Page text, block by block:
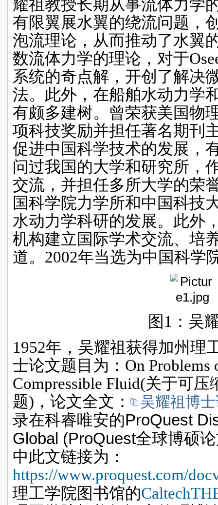
耀祖教授长期从事流体力学
有限翼展水翼的绕流问题，
泡流理论，从而推动了水翼
数流体力学的理论，对于
系统的奇点解，开创了解决
法。此外，在船舶水动力学
有颇多建树。曾荣获美国物
项科技奖励并担任著名期刊
促进中国科学技术的发展，
问过我国的大学和研究所，
交流，并担任多所大学的荣
国科学院力学所和中国科技
水动力学科研的发展。此外
机构建立国际学术交流、培
道。 2002年当选为中国科学
图 1 ：吴
1952年，吴耀祖获得加州理
士论文题目为： On Problems
Compressible Fluid(关于可压
题) ，论文全文： 吴耀祖博
录在科睿唯安的ProQuest
Global (ProQuest全球博硕
中此文链接为：
https://www.proquest.com/
理工学院图书馆的